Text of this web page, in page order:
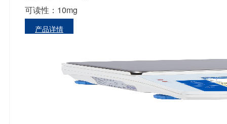
可读性：10mg
产品详情